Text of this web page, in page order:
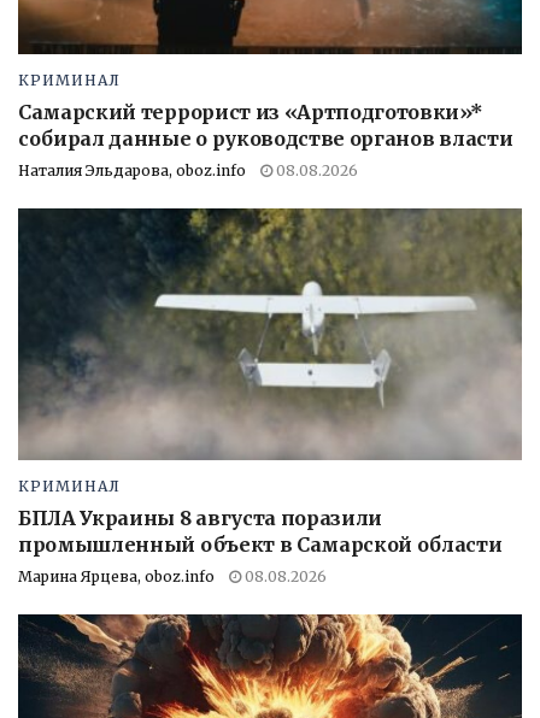
КРИМИНАЛ
Самарский террорист из «Артподготовки»*
собирал данные о руководстве органов власти
Наталия Эльдарова, oboz.info 08.08.2026
КРИМИНАЛ
БПЛА Украины 8 августа поразили
промышленный объект в Самарской области
Марина Ярцева, oboz.info 08.08.2026